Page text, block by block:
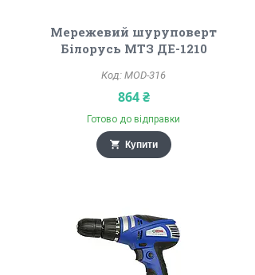
Мережевий шуруповерт
Білорусь МТЗ ДЕ-1210
MOD-316
864 ₴
Готово до відправки
Купити